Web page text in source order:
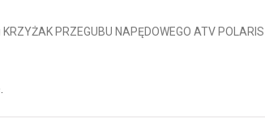
PRZEGUBU NAPĘDOWEGO ATV